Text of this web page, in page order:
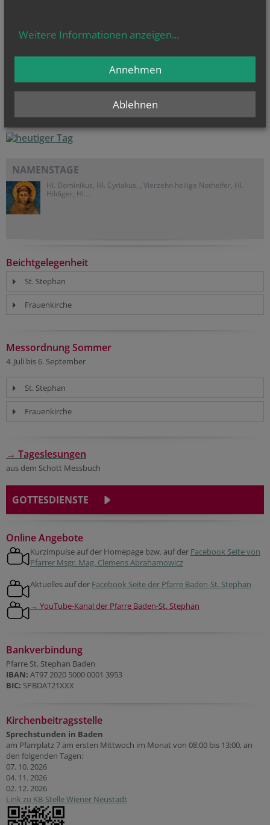
vorherige weitere
NAMENSTAGE
Hl. Dominikus, Hl. Cyriakus, , Vierzehn heilige Nothelfer, Hl.
Hildiger, Hl....
Beichtgelegenheit
St. Stephan
Frauenkirche
Messordnung Sommer
4. Juli bis 6. September
St. Stephan
Frauenkirche
→ Tageslesungen
aus dem Schott Messbuch
GOTTESDIENSTE
Online Angebote
Kurzimpulse auf der Homepage bzw. auf der Facebook Seite von
Pfarrer Msgr. Mag. Clemens Abrahamowicz
Aktuelles auf der Facebook Seite der Pfarre Baden-St. Stephan
→ YouTube-Kanal der Pfarre Baden-St. Stephan
Bankverbindung
Pfarre St. Stephan Baden
IBAN: AT97 2020 5000 0001 3953
BIC: SPBDAT21XXX
Kirchenbeitragsstelle
Sprechstunden in Baden
am Pfarrplatz 7 am ersten Mittwoch im Monat von 08:00 bis 13:00, an
den folgenden Tagen:
07. 10. 2026
04. 11. 2026
02. 12. 2026
Link zu KB-Stelle Wiener Neustadt
Weitere Informationen anzeigen...
Ablehnen
Annehmen